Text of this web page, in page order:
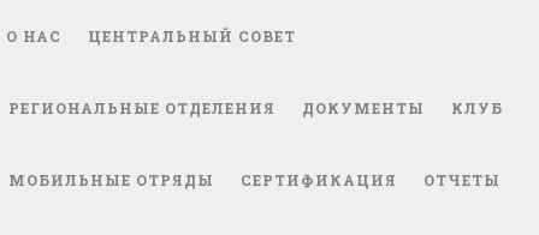
О НАС ЦЕНТРАЛЬНЫЙ СОВЕТ
РЕГИОНАЛЬНЫЕ ОТДЕЛЕНИЯ ДОКУМЕНТЫ КЛУБ
МОБИЛЬНЫЕ ОТРЯДЫ СЕРТИФИКАЦИЯ ОТЧЕТЫ